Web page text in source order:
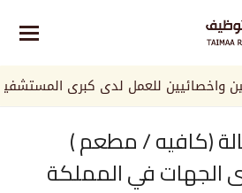
للعمل لدى كبرى المستشفيات
(كافيه / مطعم )
الجهات في المملكة